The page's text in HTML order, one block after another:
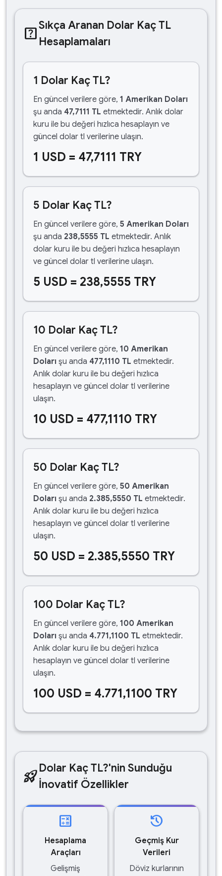
help_centerSıkça Aranan Dolar Kaç TL
Hesaplamaları
1 Dolar Kaç TL?
En güncel verilere göre, 1 Amerikan Doları
şu anda 47,7111 TL etmektedir. Anlık dolar
kuru ile bu değeri hızlıca hesaplayın ve
güncel dolar tl verilerine ulaşın.
1 USD = 47,7111 TRY
5 Dolar Kaç TL?
En güncel verilere göre, 5 Amerikan Doları
şu anda 238,5555 TL etmektedir. Anlık
dolar kuru ile bu değeri hızlıca hesaplayın
ve güncel dolar tl verilerine ulaşın.
5 USD = 238,5555 TRY
10 Dolar Kaç TL?
En güncel verilere göre, 10 Amerikan
Doları şu anda 477,1110 TL etmektedir.
Anlık dolar kuru ile bu değeri hızlıca
hesaplayın ve güncel dolar tl verilerine
ulaşın.
10 USD = 477,1110 TRY
50 Dolar Kaç TL?
En güncel verilere göre, 50 Amerikan
Doları şu anda 2.385,5550 TL etmektedir.
Anlık dolar kuru ile bu değeri hızlıca
hesaplayın ve güncel dolar tl verilerine
ulaşın.
50 USD = 2.385,5550 TRY
100 Dolar Kaç TL?
En güncel verilere göre, 100 Amerikan
Doları şu anda 4.771,1100 TL etmektedir.
Anlık dolar kuru ile bu değeri hızlıca
hesaplayın ve güncel dolar tl verilerine
ulaşın.
100 USD = 4.771,1100 TRY
rocket_launchDolar Kaç TL?'nin Sunduğu
İnovatif Özellikler
calculate
Hesaplama
Araçları
Gelişmiş
history
Geçmiş Kur
Verileri
Döviz kurlarının